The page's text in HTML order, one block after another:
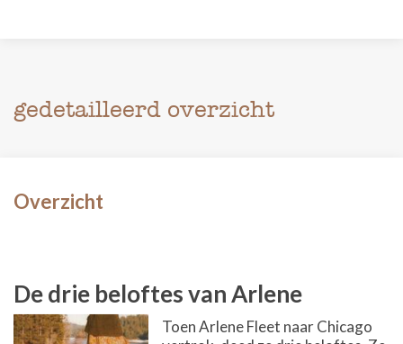
gedetailleerd overzicht
Overzicht
De drie beloftes van Arlene
Toen Arlene Fleet naar Chicago